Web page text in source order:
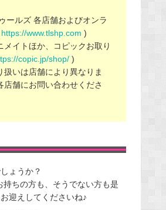
ールズ 各店舗およびオンラ
https://www.tlshp.com )
メイトほか、コピックお取り
copic.jp/shop/)
扱いは店舗により異なりま
店舗にお問い合わせくださ
ょうか？
持ちの方も、そうでない方も是
迎えしてくださいね♪